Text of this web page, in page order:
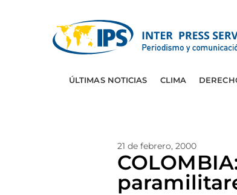
ÚLTIMAS NOTICIAS CLIMA
21 de febrero, 2000